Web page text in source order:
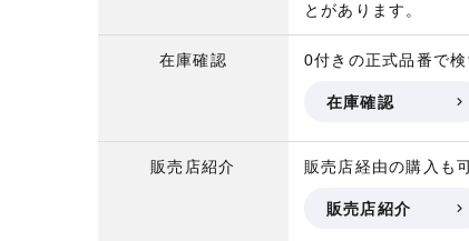
とがあります。
在庫確認 0付きの正式品番で
在庫確認
販売店紹介 販売店経由の購入も
販売店紹介